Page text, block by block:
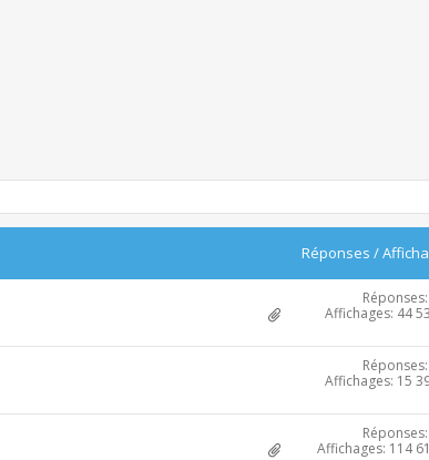
Réponses /
Affichages: 44
Réponses:
Affichages: 15
Affichages: 114